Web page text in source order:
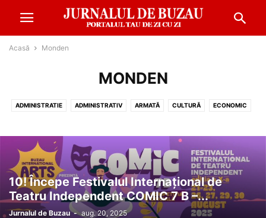
Acasă Monden
MONDEN
ADMINISTRATIE ADMINISTRATIV ARMATĂ CULTURĂ ECONOMIC
REPORTAJ SANATATE SOCIAL SPORT
10! Începe Festivalul Internațional de
Teatru Independent COMIC 7 B –...
Jurnalul de Buzau - aug. 20, 2025